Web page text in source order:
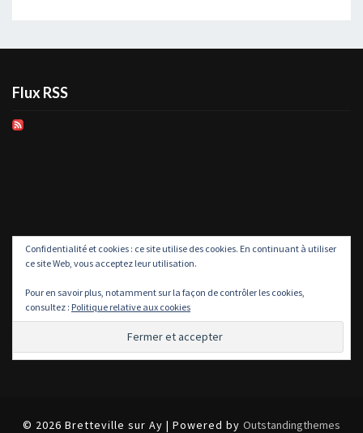
Flux RSS
Confidentialité et cookies : ce site utilise des cookies. En continuant à utiliser
ce site Web, vous acceptez leur utilisation.
Pour en savoir plus, notamment sur la façon de contrôler les cookies,
consultez : Politique relative aux cookies
© 2026 Bretteville sur Ay | Powered by Outstandingthemes